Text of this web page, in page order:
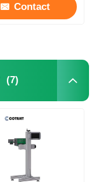
Contact
(7)